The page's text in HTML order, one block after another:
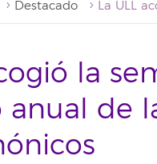
Destacado
la
anual de